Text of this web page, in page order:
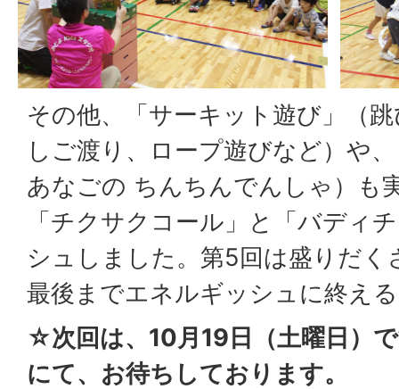
その他、「サーキット遊び」（
しご渡り、ロープ遊びなど）や
あなごの ちんちんでんしゃ）も
「チクサクコール」と「バディ
シュしました。第5回は盛りだ
最後までエネルギッシュに終え
☆次回は、10月19日（土曜日）
にて、お待ちしております。